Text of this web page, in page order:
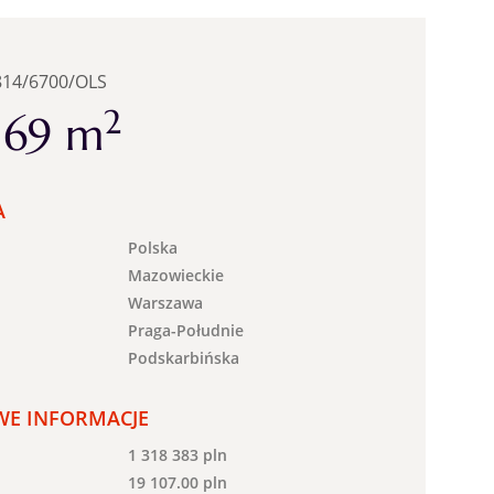
6700/OLS
m2
Polska
Mazowieckie
Warszawa
Praga-Południe
Podskarbińska
INFORMACJE
1 318 383 pln
19 107.00 pln